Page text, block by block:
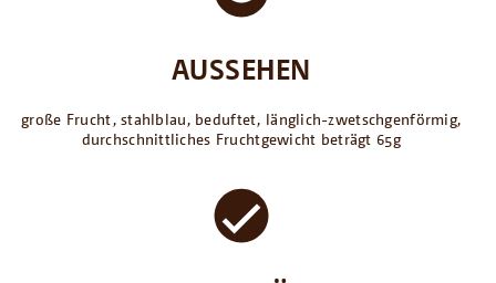
AUSSEHEN
große Frucht, stahlblau, beduftet, länglich-zwetschgenförmig,
durchschnittliches Fruchtgewicht beträgt 65g